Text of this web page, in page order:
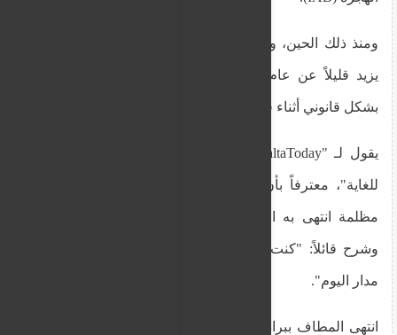
ومنذ ذلك الحين، وهو يعيش في مأزق قانوني منذ ما
يزيد قليلاً عن عام، حيث كان غير قادر على العمل
بشكل قانوني أثناء فترة الاستئناف.
للغاية"، معترفاً بأن ضغط كل ذلك قاده إلى دوامة
مظلمة انتهى به المطاف فيها بالتفكير في الانتحار.
وشرح قائلاً: "كنت أعاني من نوبات هلع عديدة على
مدار اليوم".
انتهى المطاف ببراديب مشرداً لأنه لم يتمكن من دفع